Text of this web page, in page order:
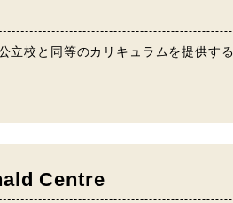
校と同等のカリキュラムを提供する
Centre